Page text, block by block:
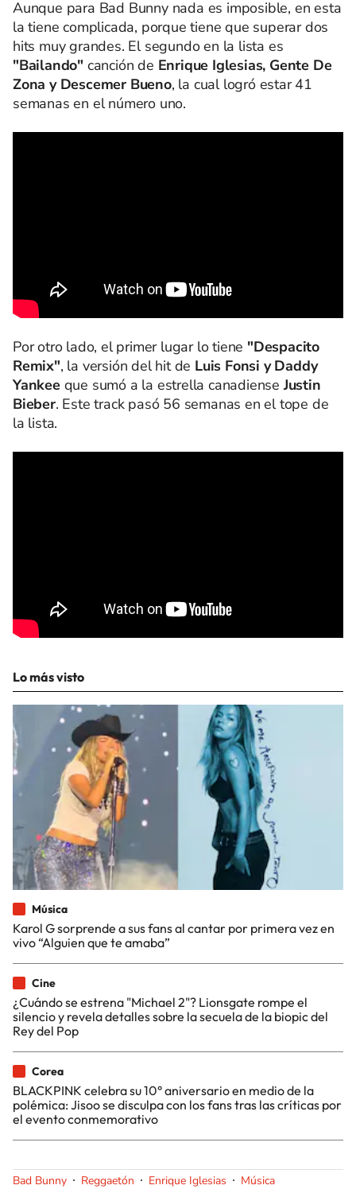
Aunque para Bad Bunny nada es imposible, en esta
la tiene complicada, porque tiene que superar dos
hits muy grandes. El segundo en la lista es
"Bailando" canción de Enrique Iglesias, Gente De
Zona y Descemer Bueno, la cual logró estar 41
semanas en el número uno.
Por otro lado, el primer lugar lo tiene "Despacito
Remix", la versión del hit de Luis Fonsi y Daddy
Yankeeque sumó a la estrella canadienseJustin
Bieber. Este track pasó 56 semanas en el tope de
la lista.
Lo más visto
Música
Karol G sorprende a sus fans al cantar por primera vez en
vivo “Alguien que te amaba”
Cine
¿Cuándo se estrena "Michael 2"? Lionsgate rompe el
silencio y revela detalles sobre la secuela de la biopic del
Rey del Pop
Corea
BLACKPINK celebra su 10° aniversario en medio de la
polémica: Jisoo se disculpa con los fans tras las críticas por
el evento conmemorativo
Bad Bunny Reggaetón Enrique Iglesias Música